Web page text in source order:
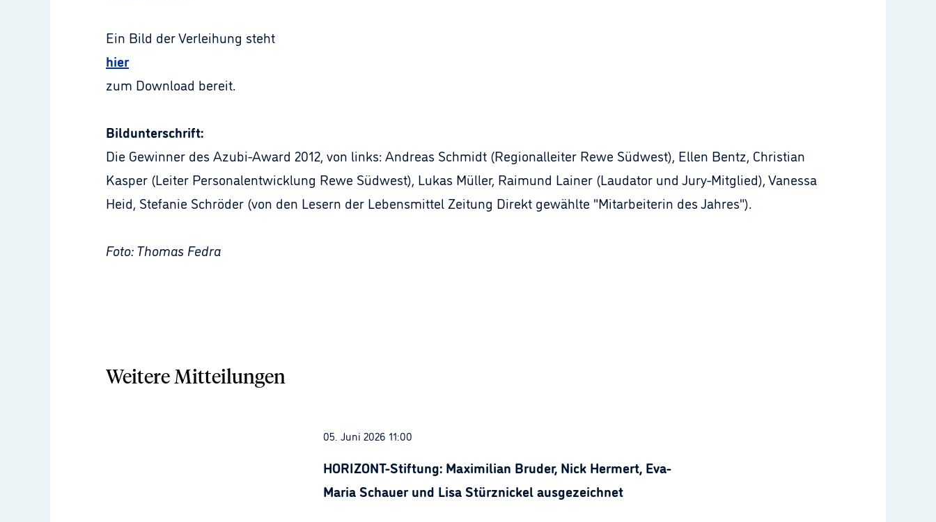
Ein Bild der Verleihung steht
hier
zum Download bereit.
Bildunterschrift:
Die Gewinner des Azubi-Award 2012, von links: Andreas Schmidt (Regionalleiter Rewe Südwest), Ellen Bentz, Christian
Kasper (Leiter Personalentwicklung Rewe Südwest), Lukas Müller, Raimund Lainer (Laudator und Jury-Mitglied), Vanessa
Heid, Stefanie Schröder (von den Lesern der Lebensmittel Zeitung Direkt gewählte "Mitarbeiterin des Jahres").
Foto: Thomas Fedra
Weitere Mitteilungen
05. Juni 2026 11:00
HORIZONT-Stiftung: Maximilian Bruder, Nick Hermert, Eva-
Maria Schauer und Lisa Stürznickel ausgezeichnet